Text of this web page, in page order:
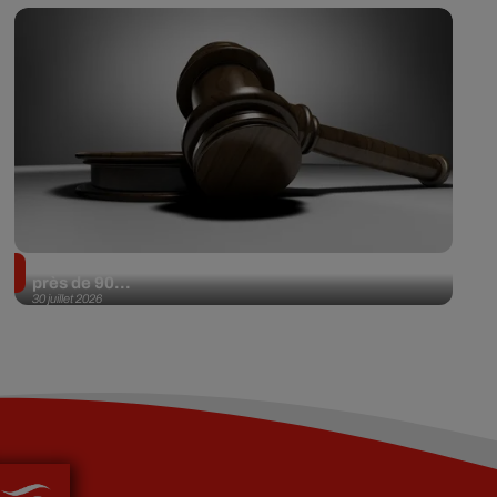
30 juillet 2026
près de 90...